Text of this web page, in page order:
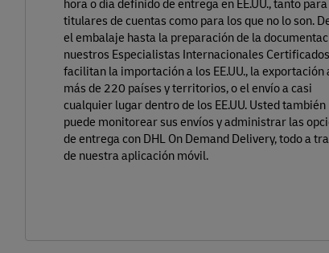
hora o día definido de entrega en EE.UU., tanto
titulares de cuentas como para los que no lo son.
el embalaje hasta la preparación de la
nuestros Especialistas Internacionales Certificados
facilitan la importación a los EE.UU., la exportación
más de 220 países y territorios, o el envío a casi
cualquier lugar dentro de los EE.UU. Usted también
puede monitorear sus envíos y administrar las
de entrega con DHL On Demand Delivery, todo a
de nuestra aplicación móvil.